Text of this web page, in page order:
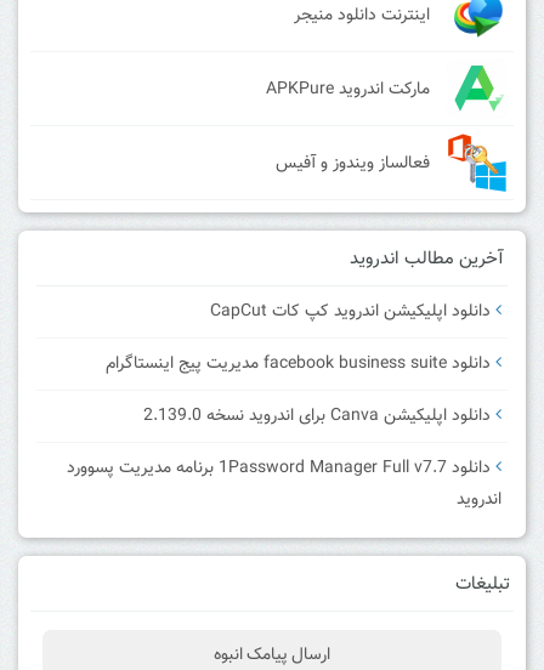
اینترنت دانلود منیجر
مارکت اندروید APKPure
فعالساز ویندوز و آفیس
آخرین مطالب اندروید
دانلود اپلیکیشن اندروید کپ کات CapCut
دانلود facebook business suite مدیریت پیج اینستاگرام
دانلود اپلیکیشن Canva برای اندروید نسخه 2.139.0
دانلود 1Password Manager Full v7.7 برنامه مدیریت پسوورد
اندروید
تبلیغات
ارسال پیامک انبوه